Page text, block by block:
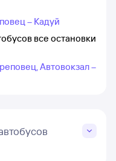
– Кадуй
все остановки
Автовокзал –